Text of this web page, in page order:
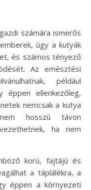
úgy a kutyák
és számos tényező
Az emésztési
például
éppen ellenkezőleg,
nemcsak a kutya
hosszú távon
ha nem
korú, fajtájú és
a táplálékra, a
éppen a környezeti